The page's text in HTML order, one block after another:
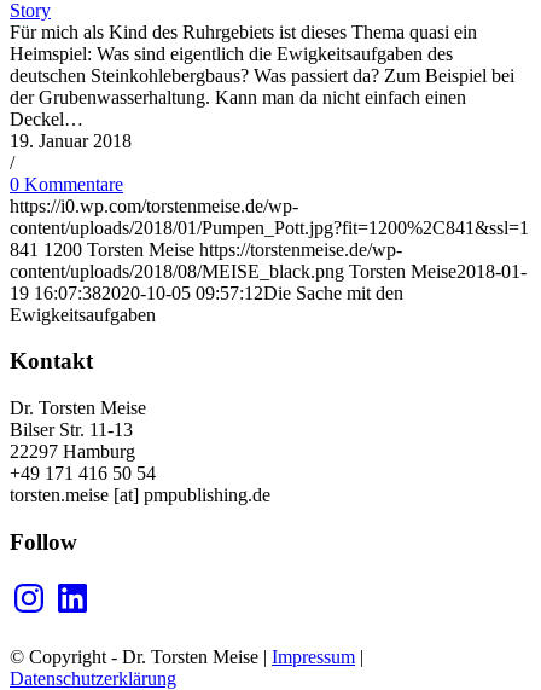
Story
Für mich als Kind des Ruhrgebiets ist dieses Thema quasi ein
Heimspiel: Was sind eigentlich die Ewigkeitsaufgaben des
deutschen Steinkohlebergbaus? Was passiert da? Zum Beispiel bei
der Grubenwasserhaltung. Kann man da nicht einfach einen
Deckel…
19. Januar 2018
/
0 Kommentare
https://i0.wp.com/torstenmeise.de/wp-
content/uploads/2018/01/Pumpen_Pott.jpg?fit=1200%2C841&ssl=1
841 1200 Torsten Meise https://torstenmeise.de/wp-
content/uploads/2018/08/MEISE_black.png Torsten Meise2018-01-
19 16:07:382020-10-05 09:57:12Die Sache mit den
Ewigkeitsaufgaben
Kontakt
Dr. Torsten Meise
Bilser Str. 11-13
22297 Hamburg
+49 171 416 50 54
torsten.meise [at] pmpublishing.de
Follow
InstagramLinkedIn
© Copyright - Dr. Torsten Meise | Impressum |
Datenschutzerklärung